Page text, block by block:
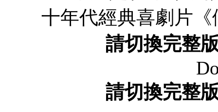
十年代經典喜劇片
請切換完整
請切換完整